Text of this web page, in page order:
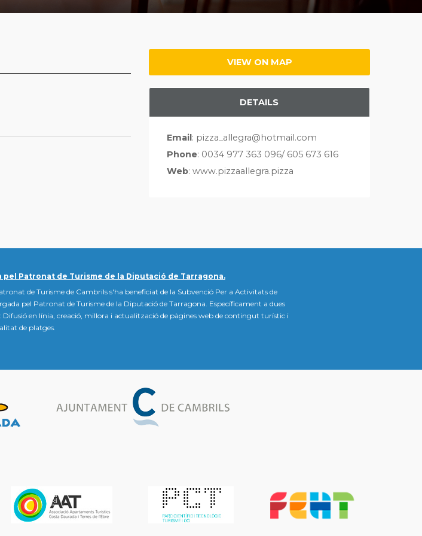
VIEW ON MAP
DETAILS
Email: pizza_allegra@hotmail.com
Phone: 0034 977 363 096/ 605 673 616
Web: www.pizzaallegra.pizza
pel Patronat de Turisme de la Diputació de Tarragona.
de Turisme de Cambrils s'ha beneficiat de la Subvenció Per a Activitats de
pel Patronat de Turisme de la Diputació de Tarragona. Específicament a dues
Difusió en línia, creació, millora i actualització de pàgines web de contingut turístic i
de platges.